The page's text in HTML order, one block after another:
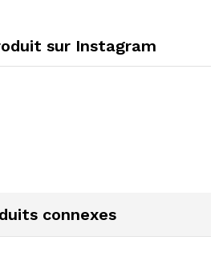
sur Instagram
connexes